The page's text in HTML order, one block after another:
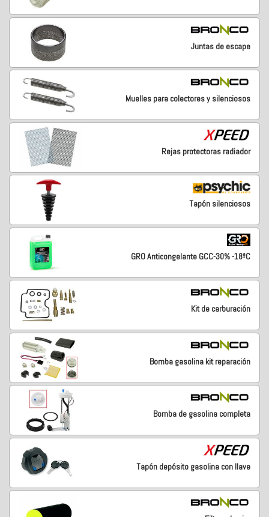
Juntas de escape
Muelles para colectores y silenciosos
Rejas protectoras radiador
Tapón silenciosos
GRO Anticongelante GCC-30% -18ºC
Kit de carburación
Bomba gasolina kit reparación
Bomba de gasolina completa
Tapón depósito gasolina con llave